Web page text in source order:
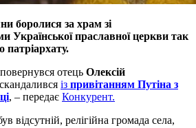
боролися за храм зі
Української праславної церкви так
патріархату.
отець Олексій
із привітанням Путіна з
, – передає Конкурент.
відсутній, релігійна громада села,